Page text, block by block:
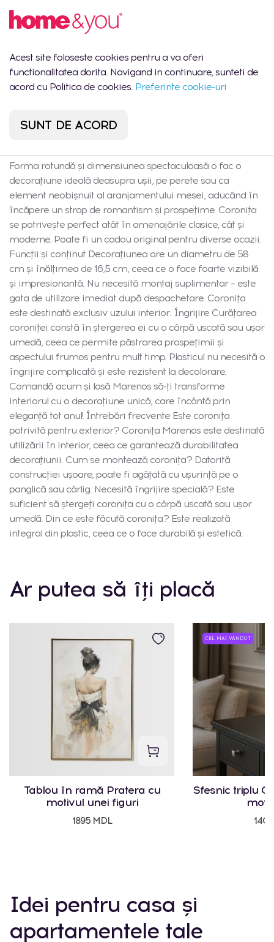
Coronița Marenos este realizată din plastic durabil, care
imită perfect naturaletea florilor și este rezistentă la
coronița să fie ușor de agățat oriunde – nu își pierde
forma nici după o perioadă lungă de utilizare. Este o
soluție fără probleme, ideală pentru cei care apreciază
estetică pe tot parcursul anului. Design și stil Culoarea roz
Forma rotundă și dimensiunea spectaculoasă o fac o
decorațiune ideală deasupra ușii, pe perete sau ca
element neobișnuit al aranjamentului mesei, aducând în
încăpere un strop de romantism și prospețime. Coronița
se potrivește perfect atât în amenajările clasice, cât și
moderne. Poate fi un cadou original pentru diverse ocazii.
Funcții și conținut Decorațiunea are un diametru de 58
cm și înălțimea de 16,5 cm, ceea ce o face foarte vizibilă
și impresionantă. Nu necesită montaj suplimentar – este
gata de utilizare imediat după despachetare. Coronița
este destinată exclusiv uzului interior. Îngrijire Curățarea
coroniței constă în ștergerea ei cu o cârpă uscată sau ușor
umedă, ceea ce permite păstrarea prospețimii și
aspectului frumos pentru mult timp. Plasticul nu necesită o
îngrijire complicată și este rezistent la decolorare.
Comandă acum și lasă Marenos să-ți transforme
interiorul cu o decorațiune unică, care încântă prin
eleganță tot anul! Întrebări frecvente Este coronița
potrivită pentru exterior? Coronița Marenos este destinată
utilizării în interior, ceea ce garantează durabilitatea
decorațiunii. Cum se montează coronița? Datorită
construcției ușoare, poate fi agățată cu ușurință pe o
panglică sau cârlig. Necesită îngrijire specială? Este
suficient să ștergeți coronița cu o cârpă uscată sau ușor
umedă. Din ce este făcută coronița? Este realizată
integral din plastic, ceea ce o face durabilă și estetică.
Ar putea să îți placă
Tablou în ramă Pratera cu
motivul unei figuri
1895 MDL
CEL MAI VÂNDUT
Sfesnic triplu
Idei pentru casa și
apartamentele tale
Acest site foloseste cookies pentru a va oferi
functionalitatea dorita. Navigand in continuare, sunteti de
acord cu Politica de cookies. Preferinte cookie-uri
SUNT DE ACORD